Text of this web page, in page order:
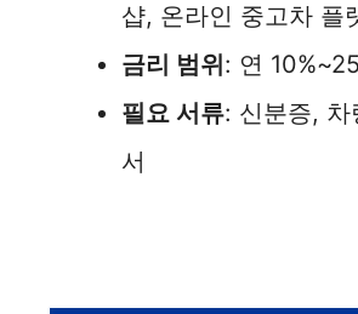
샵, 온라인 중고차 플
금리 범위: 연
필요 서류: 신분증,
서